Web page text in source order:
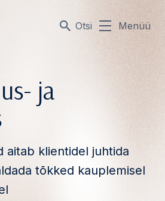
Otsi Menüü
ja
aitab klientidel juhtida
tõkked kauplemisel